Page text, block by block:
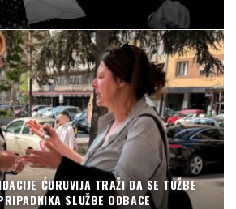
ĆURUVIJA TRAŽI DA SE TUŽBE
SLUŽBE ODBACE